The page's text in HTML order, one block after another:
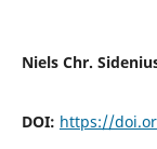
Niels Chr.
DOI: https://